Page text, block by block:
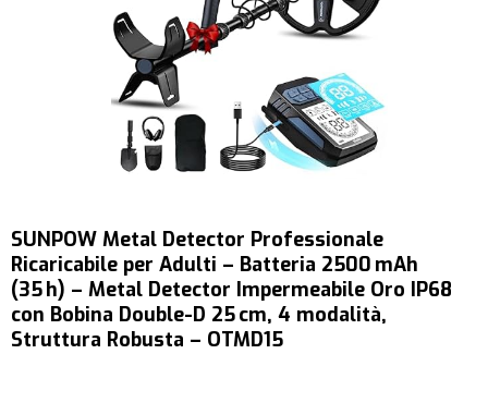
SUNPOW Metal Detector Professionale
Ricaricabile per Adulti – Batteria 2500 mAh
(35 h) – Metal Detector Impermeabile Oro IP68
con Bobina Double-D 25 cm, 4 modalità,
Struttura Robusta – OTMD15